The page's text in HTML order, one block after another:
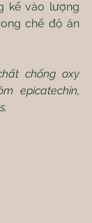
kể vào lượng
chế độ ăn
chống oxy
epicatechin,